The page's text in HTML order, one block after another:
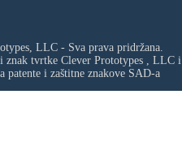
LLC - Sva prava pridržana.
znak tvrtke Clever Prototypes , LLCi
patente i zaštitne znakove SAD-a